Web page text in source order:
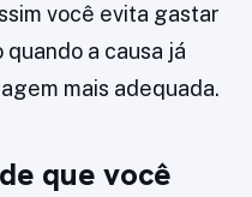
você evita gastar
a causa já
mais adequada.
que você